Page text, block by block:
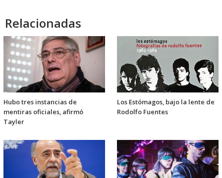
Relacionadas
Hubo tres instancias de
mentiras oficiales, afirmó
Tayler
Los Estómagos, bajo la lente de
Rodolfo Fuentes